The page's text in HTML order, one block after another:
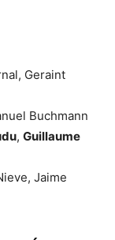
Geraint
Buchmann
, Guillaume
Jaime